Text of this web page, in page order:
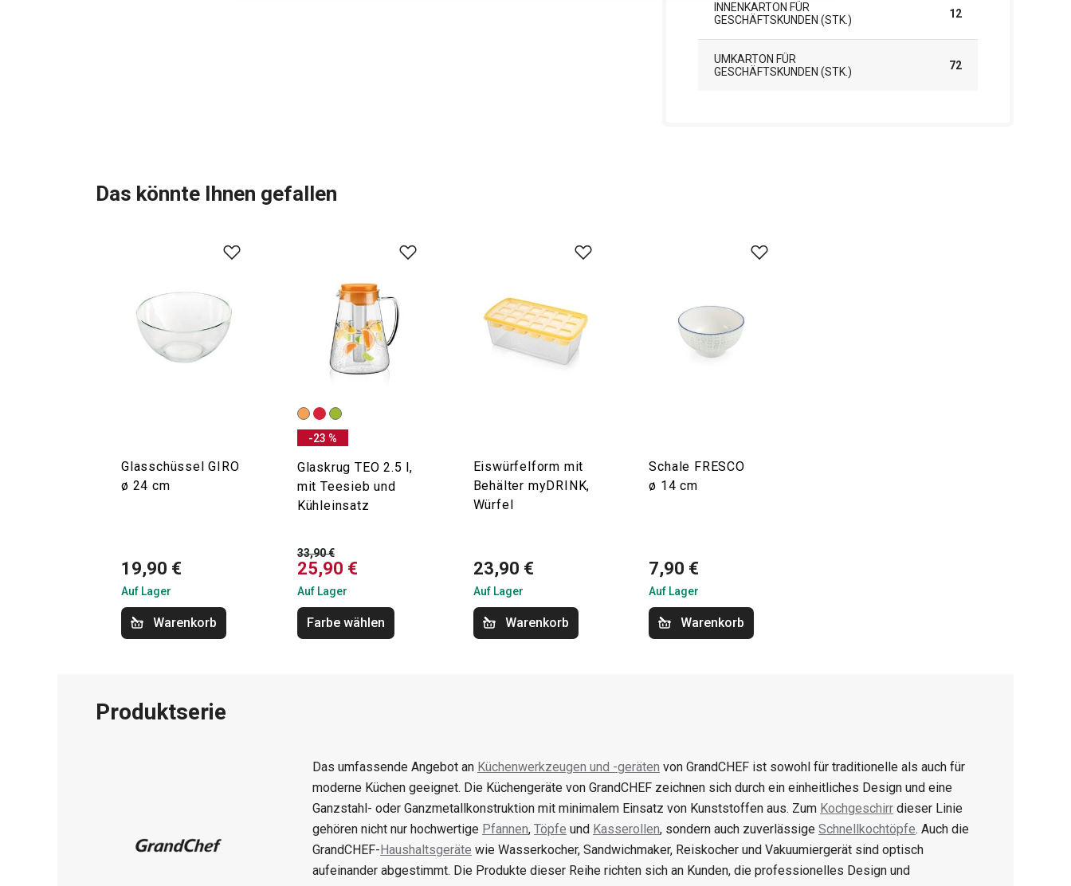
INNENKARTON FÜR
GESCHÄFTSKUNDEN (STK.)
12
UMKARTON FÜR
GESCHÄFTSKUNDEN (STK.)
72
Das könnte Ihnen gefallen
Glasschüssel GIRO
ø 24 cm
19,90 €
Auf Lager
Warenkorb
-23 %
Glaskrug TEO 2.5 l,
mit Teesieb und
Kühleinsatz
33,90 €
25,90 €
Auf Lager
Farbe wählen
Eiswürfelform mit
Behälter myDRINK,
Würfel
23,90 €
Auf Lager
Warenkorb
Schale FRESCO
ø 14 cm
7,90 €
Auf Lager
Warenkorb
Produktserie
Das umfassende Angebot an Küchenwerkzeugen und -geräten von GrandCHEF ist sowohl für traditionelle als auch für
moderne Küchen geeignet. Die Küchengeräte von GrandCHEF zeichnen sich durch ein einheitliches Design und eine
Ganzstahl- oder Ganzmetallkonstruktion mit minimalem Einsatz von Kunststoffen aus. Zum Kochgeschirr dieser Linie
gehören nicht nur hochwertige Pfannen, Töpfe und Kasserollen, sondern auch zuverlässige Schnellkochtöpfe. Auch die
GrandCHEF-Haushaltsgeräte wie Wasserkocher, Sandwichmaker, Reiskocher und Vakuumiergerät sind optisch
aufeinander abgestimmt. Die Produkte dieser Reihe richten sich an Kunden, die professionelles Design und